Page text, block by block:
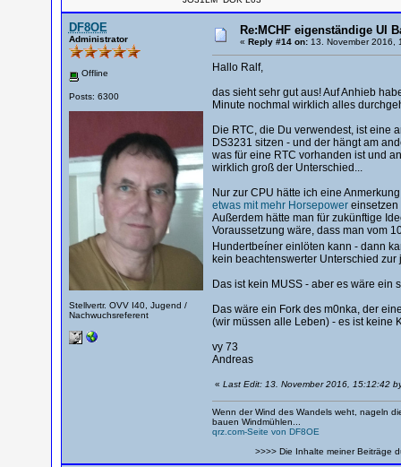
DF8OE
Administrator
Offline
Posts: 6300
Stellvertr. OVV I40, Jugend /
Nachwuchsreferent
Re:MCHF eigenständige UI
« Reply #14 on:13. November 2016,
Hallo Ralf,
das sieht sehr gut aus! Auf Anhieb
Minute nochmal wirklich alles
Die RTC, die Du verwendest, ist eine
DS3231 sitzen - und der hängt am
was für eine RTC vorhanden ist und
wirklich groß der Unterschied...
Nur zur CPU hätte ich eine
etwas mit mehr Horsepowereinsetzen
Außerdem hätte man für zukünftige
Voraussetzung wäre, dass man vom
Hundertbeíner einlöten kann - dann
kein beachtenswerter Unterschied zur
Das ist kein MUSS - aber es wäre ein
Das wäre ein Fork des m0nka, der
(wir müssen alle Leben) - es ist keine
vy 73
Andreas
« Last Edit: 13. November 2016, 15:12:42
Wenn der Wind des Wandels weht, nageln
bauen Windmühlen...
qrz.com-Seite von DF8OE
>>>> Die Inhalte meiner Beiträge